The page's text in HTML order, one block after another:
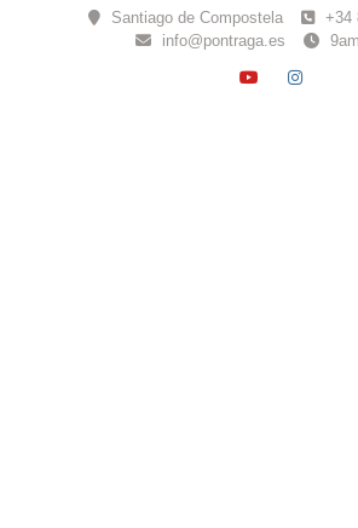
Santiago de Compostela
+34
info@pontraga.es
YOUTUBE